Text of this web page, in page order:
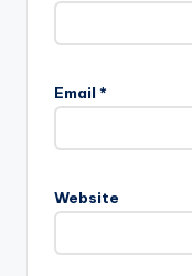
Email *
Website